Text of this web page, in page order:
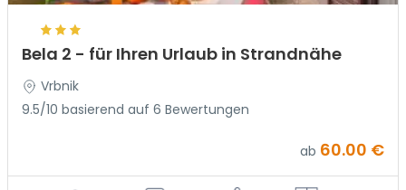
Bela 2 - für Ihren Urlaub in Strandnähe
Vrbnik
9.5/10 basierend auf 6 Bewertungen
ab 60.00 €